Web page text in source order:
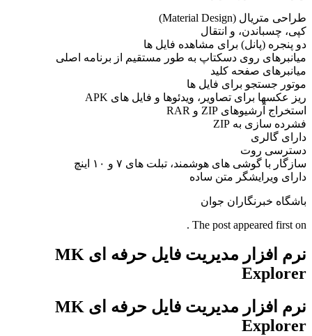
طراحی متریال (Material Design)
کپی، چسباندن، و انتقال
دو پنجره (پانل) برای مشاهده فایل ها
میانبرهای روی دسکتاپ به طور مستقیم از برنامه اصلی
میانبرهای صفحه کلید
موتور جستجو برای فایل ها
ریز عکسها برای تصاویر، ویدئوها و فایل های APK
استخراج آرشیوهای ZIP و RAR
فشرده سازی به ZIP
دارای گالری
دسترسی روت
سازگار با گوشی های هوشمند، تبلت های ۷ و ۱۰ اینچ
دارای ویرایشگر متن ساده
باشگاه خبرنگاران جوان
The post appeared first on .
نرم افزار مدیریت فایل حرفه ای MK
Explorer
نرم افزار مدیریت فایل حرفه ای MK
Explorer